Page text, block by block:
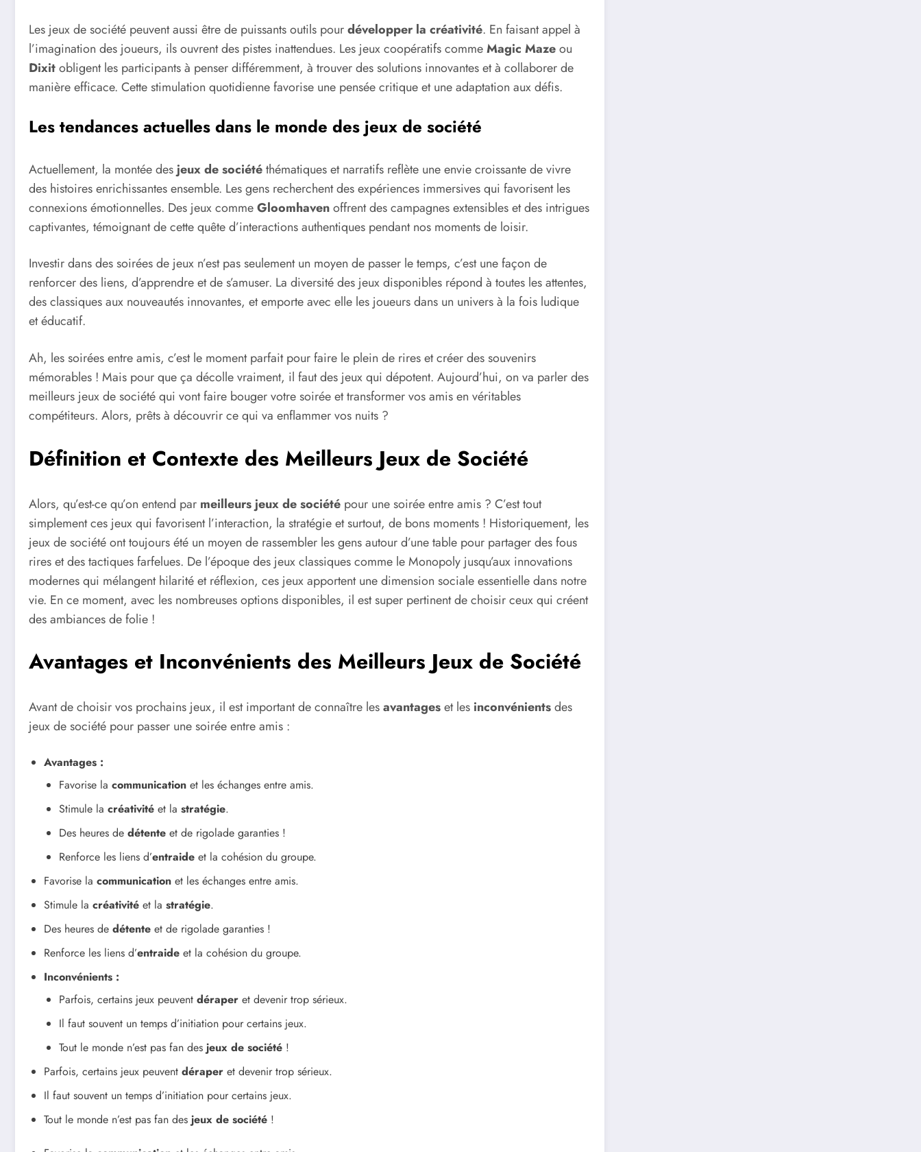
Les jeux de société peuvent aussi être de puissants outils pourdévelopper la créativité. En faisant appel à
l’imagination des joueurs, ils ouvrent des pistes inattendues. Les jeux coopératifs commeMagic Mazeou
Dixitobligent les participants à penser différemment, à trouver des solutions innovantes et à collaborer de
manière efficace. Cette stimulation quotidienne favorise une pensée critique et une adaptation aux défis.
Les tendances actuelles dans le monde des jeux de société
Actuellement, la montée des jeux de sociététhématiques et narratifs reflète une envie croissante de vivre
des histoires enrichissantes ensemble. Les gens recherchent des expériences immersives qui favorisent les
connexions émotionnelles. Des jeux commeGloomhavenoffrent des campagnes extensibles et des intrigues
captivantes, témoignant de cette quête d’interactions authentiques pendant nos moments de loisir.
Investir dans des soirées de jeux n’est pas seulement un moyen de passer le temps, c’est une façon de
renforcer des liens, d’apprendre et de s’amuser. La diversité des jeux disponibles répond à toutes les attentes,
des classiques aux nouveautés innovantes, et emporte avec elle les joueurs dans un univers à la fois ludique
et éducatif.
Ah, les soirées entre amis, c’est le moment parfait pour faire le plein de rires et créer des souvenirs
mémorables ! Mais pour que ça décolle vraiment, il faut des jeux qui dépotent. Aujourd’hui, on va parler des
meilleurs jeux de société qui vont faire bouger votre soirée et transformer vos amis en véritables
compétiteurs. Alors, prêts à découvrir ce qui va enflammer vos nuits ?
Définition et Contexte des Meilleurs Jeux de Société
Alors, qu’est-ce qu’on entend par meilleurs jeux de société pour une soirée entre amis ? C’est tout
simplement ces jeux qui favorisent l’interaction, la stratégie et surtout, de bons moments ! Historiquement, les
jeux de société ont toujours été un moyen de rassembler les gens autour d’une table pour partager des fous
rires et des tactiques farfelues. De l’époque des jeux classiques comme le Monopoly jusqu’aux innovations
modernes qui mélangent hilarité et réflexion, ces jeux apportent une dimension sociale essentielle dans notre
vie. En ce moment, avec les nombreuses options disponibles, il est super pertinent de choisir ceux qui créent
des ambiances de folie !
Avantages et Inconvénients des Meilleurs Jeux de Société
Avant de choisir vos prochains jeux, il est important de connaître lesavantageset les inconvénientsdes
jeux de société pour passer une soirée entre amis :
Avantages :
Favorise la communication et les échanges entre amis.
Stimule la créativité et la stratégie.
Des heures de détente et de rigolade garanties !
Renforce les liens d’entraide et la cohésion du groupe.
Favorise la communication et les échanges entre amis.
Stimule la créativité et la stratégie.
Des heures de détente et de rigolade garanties !
Renforce les liens d’entraide et la cohésion du groupe.
Inconvénients :
Parfois, certains jeux peuvent déraper et devenir trop sérieux.
Il faut souvent un temps d’initiation pour certains jeux.
Tout le monde n’est pas fan des jeux de société !
Parfois, certains jeux peuvent déraper et devenir trop sérieux.
Il faut souvent un temps d’initiation pour certains jeux.
Tout le monde n’est pas fan des jeux de société !